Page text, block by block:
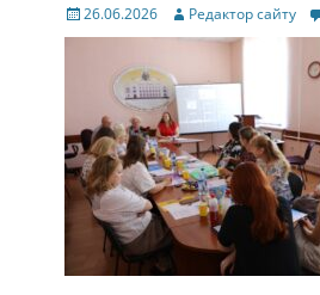
Posted
on
26.06.2026 Author
Редактор сайту